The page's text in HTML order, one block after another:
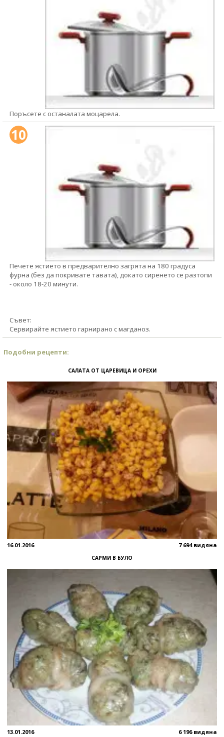
Поръсете с останалата моцарела.
10
Печете ястието в предварително загрята на 180 градуса
фурна (без да покривате тавата), докато сиренето се разтопи
- около 18-20 минути.
Съвет:
Сервирайте ястието гарнирано с магданоз.
Подобни рецепти:
САЛАТА ОТ ЦАРЕВИЦА И ОРЕХИ
16.01.2016 7 694 видяна
САРМИ В БУЛО
13.01.2016 6 196 видяна